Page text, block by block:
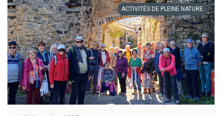
ACTIVITÉS DE PLEINE NATURE